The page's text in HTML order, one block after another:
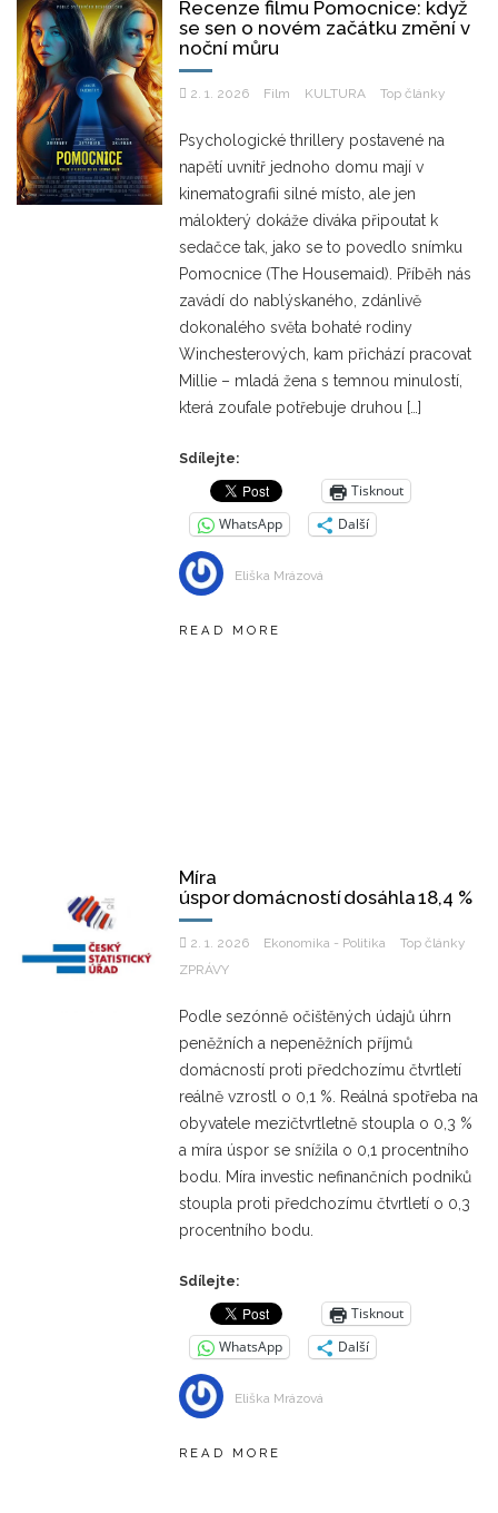
Recenze filmu Pomocnice: když
se sen o novém začátku změní v
noční můru
2. 1. 2026 Film KULTURA Top články
Psychologické thrillery postavené na
napětí uvnitř jednoho domu mají v
kinematografii silné místo, ale jen
málokterý dokáže diváka připoutat k
sedačce tak, jako se to povedlo snímku
Pomocnice (The Housemaid). Příběh nás
zavádí do nablýskaného, zdánlivě
dokonalého světa bohaté rodiny
Winchesterových, kam přichází pracovat
Millie – mladá žena s temnou minulostí,
která zoufale potřebuje druhou […]
Sdílejte:
Tisknout
WhatsApp
Další
Eliška Mrázová
READ MORE
Míra
úspor domácností dosáhla 18,4 %
2. 1. 2026 Ekonomika - Politika
Top články
ZPRÁVY
Podle sezónně očištěných údajů úhrn
peněžních a nepeněžních příjmů
domácností proti předchozímu čtvrtletí
reálně vzrostl o 0,1 %. Reálná spotřeba na
obyvatele mezičtvrtletně stoupla o 0,3 %
a míra úspor se snížila o 0,1 procentního
bodu. Míra investic nefinančních podniků
stoupla proti předchozímu čtvrtletí o 0,3
procentního bodu.
Sdílejte:
Tisknout
WhatsApp
Další
Eliška Mrázová
READ MORE